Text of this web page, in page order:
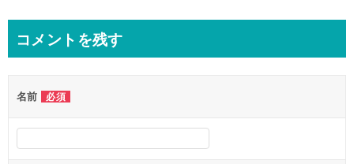
ビ
ー
シ
ョ
コメントを残す
名前 必須